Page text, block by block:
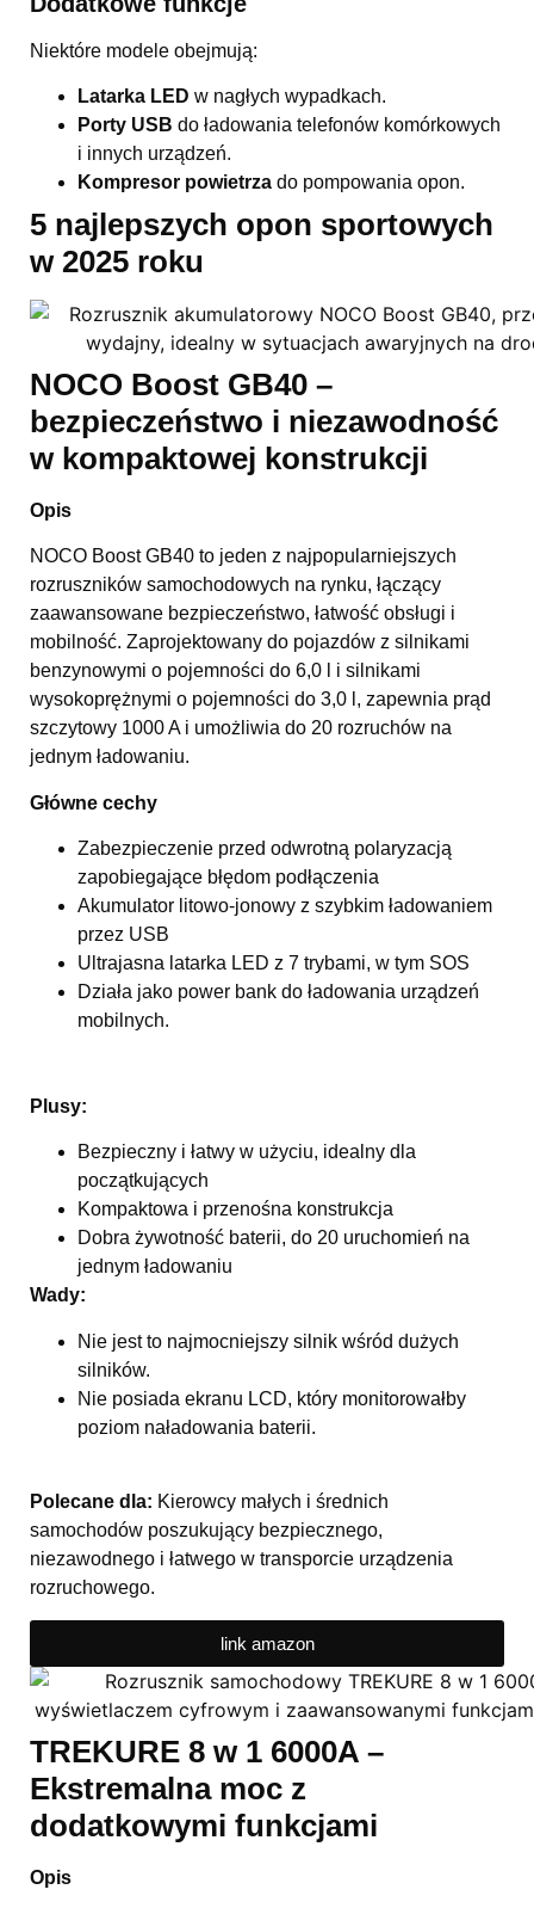
Niektóre modele obejmują:
Latarka LED w nagłych wypadkach.
Porty USB do ładowania telefonów komórkowych
i innych urządzeń.
Kompresor powietrza do pompowania opon.
5 najlepszych opon sportowych
w 2025 roku
NOCO Boost GB40 –
bezpieczeństwo i niezawodność
w kompaktowej konstrukcji
Opis
NOCO Boost GB40 to jeden z najpopularniejszych
rozruszników samochodowych na rynku, łączący
zaawansowane bezpieczeństwo, łatwość obsługi i
mobilność. Zaprojektowany do pojazdów z silnikami
benzynowymi o pojemności do 6,0 l i silnikami
wysokoprężnymi o pojemności do 3,0 l, zapewnia prąd
szczytowy 1000 A i umożliwia do 20 rozruchów na
jednym ładowaniu.
Główne cechy
Zabezpieczenie przed odwrotną polaryzacją
zapobiegające błędom podłączenia
Akumulator litowo-jonowy z szybkim ładowaniem
przez USB
Ultrajasna latarka LED z 7 trybami, w tym SOS
Działa jako power bank do ładowania urządzeń
mobilnych.
Plusy:
Bezpieczny i łatwy w użyciu, idealny dla
początkujących
Kompaktowa i przenośna konstrukcja
Dobra żywotność baterii, do 20 uruchomień na
jednym ładowaniu
Wady:
Nie jest to najmocniejszy silnik wśród dużych
silników.
Nie posiada ekranu LCD, który monitorowałby
poziom naładowania baterii.
Polecane dla: Kierowcy małych i średnich
samochodów poszukujący bezpiecznego,
niezawodnego i łatwego w transporcie urządzenia
rozruchowego.
link amazon
TREKURE 8 w 1 6000A –
Ekstremalna moc z
dodatkowymi funkcjami
Opis